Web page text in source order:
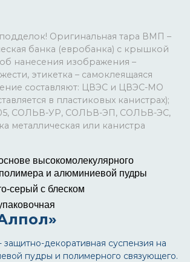
Оригинальная тара ВМП –
банка (евробанка) с крышкой
нанесения изображения –
этикетка – самоклеящаяся
составляют: ЦВЭС и ЦВЭС-МО
в пластиковых канистрах);
СОЛЬВ-УР, СОЛЬВ-ЭП, СОЛЬВ-ЭС,
металлическая или канистра
высокомолекулярного
полимера и алюминиевой пудры
серый с блеском
защитно-декоративная суспензия на
пудры и полимерного связующего.